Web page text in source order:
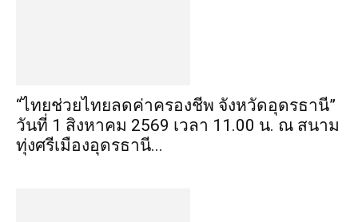
“ไทยช่วยไทยลดค่าครองชีพ จังหวัดอุดรธานี”
วันที่ 1 สิงหาคม 2569 เวลา 11.00 น. ณ สนาม
ทุ่งศรีเมืองอุดรธานี...